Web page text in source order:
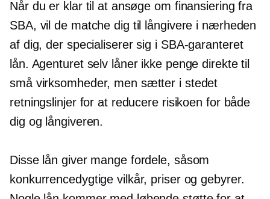
Når du er klar til at ansøge om finansiering fra
SBA, vil de matche dig til långivere i nærheden
af ​​dig, der specialiserer sig i SBA-garanteret
lån. Agenturet selv låner ikke penge direkte til
små virksomheder, men sætter i stedet
retningslinjer for at reducere risikoen for både
dig og långiveren.
Disse lån giver mange fordele, såsom
konkurrencedygtige vilkår, priser og gebyrer.